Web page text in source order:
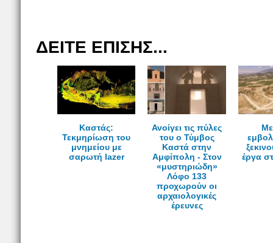
ΔΕΙΤΕ ΕΠΙΣΗΣ...
Καστάς:
Τεκμηρίωση του
μνημείου με
σαρωτή lazer
Ανοίγει τις πύλες
του ο Τύμβος
Καστά στην
Αμφίπολη - Στον
«μυστηριώδη»
Λόφο 133
προχωρούν οι
αρχαιολογικές
έρευνες
έργα